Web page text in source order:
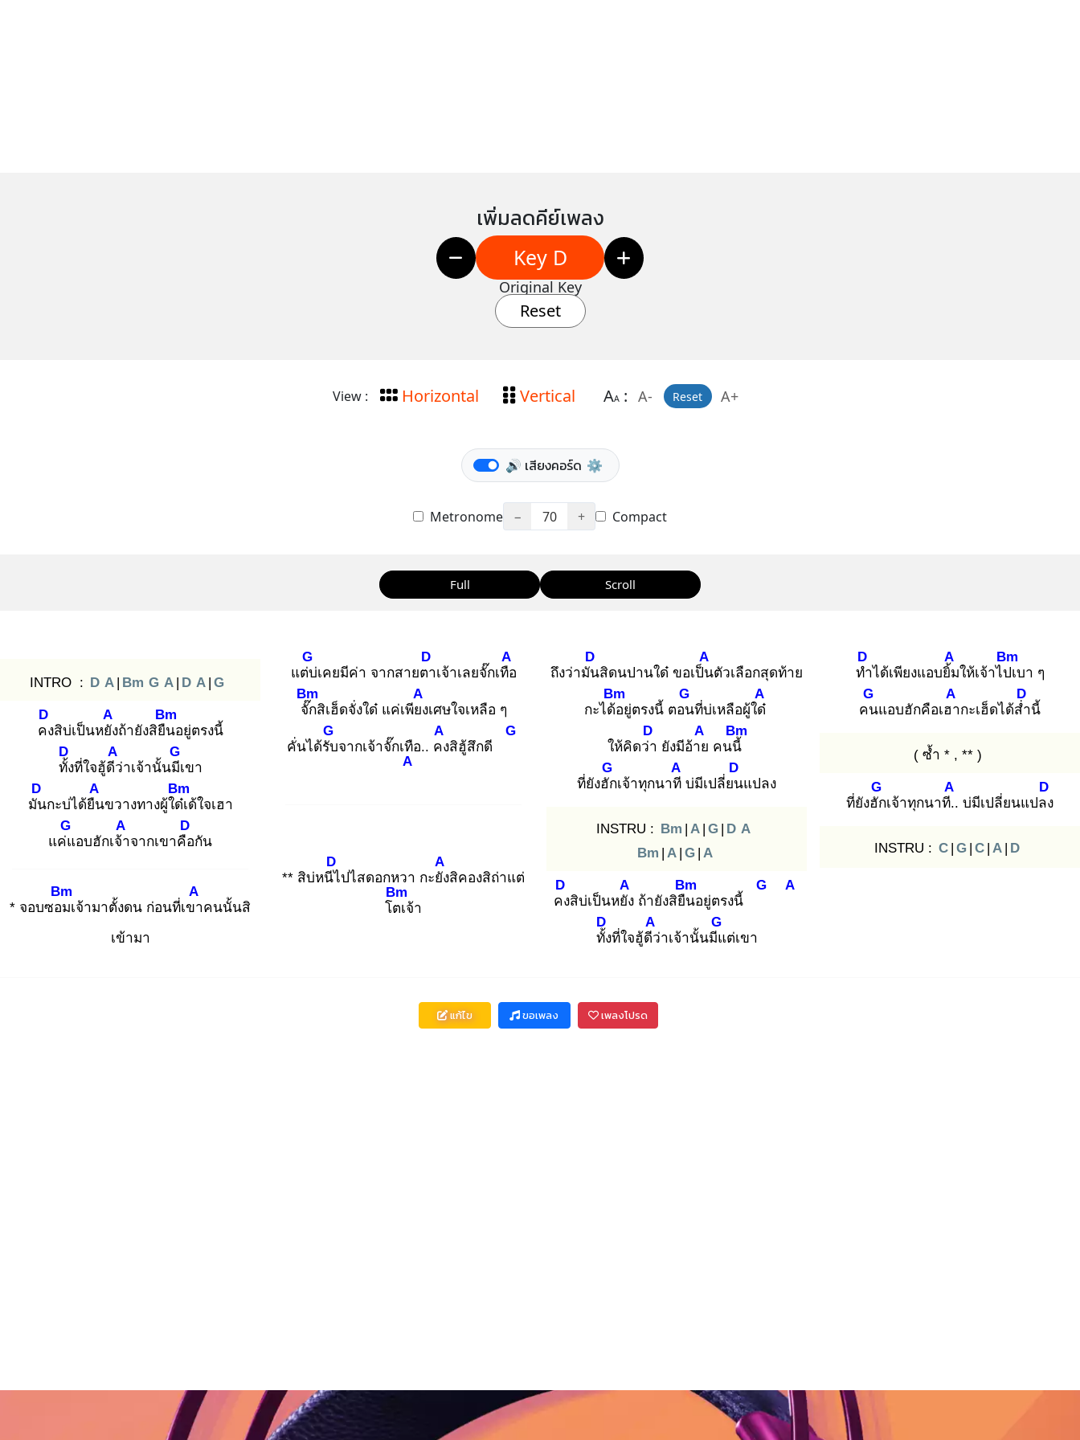
เพิ่มลดคีย์เพลง
Key D
Original Key
Reset
View : Horizontal Vertical AA: A- Reset A+
🔊 เสียงคอร์ด ⚙️
Metronome − 70 + Compact
Full Scroll
INTRO : D A | Bm G A | D A | G
คง
D
สิบ่เป็นหยัง
A
ถ้ายังสิยืน
Bm
อยู่ตรงนี้
ทั้ง
D
ที่ใจฮู้ดีว่
A
าเจ้านั้นมีเ
G
ขา
มัน
D
กะบ่ได้ยืน
A
ขวางทางผู้ใด๋เ
Bm
ด้ใจเฮา
แค่แ
G
อบฮักเจ้า
A
จากเขาคือ
D
กัน
* จอบซอม
Bm
เจ้ามาตั้งดน ก่อนที่เขา
A
คนนั้นสิ
เข้ามา
แต่บ่
G
เคยมีค่า จากสายตา
D
เจ้าเลยจั๊กเทือ
A
จั๊ก
Bm
สิเฮ็ดจั่งใด๋ แค่เพียง
A
เศษใจเหลือ ๆ
คั่นได้รับ
G
จากเจ้าจั๊กเทือ.. คง
A
สิฮู้สึกดี
G
A
** สิบ่หนีไ
D
ปไสดอกหวา กะยัง
A
สิคองสิถ่าแต่
โตเ
Bm
จ้า
ถึงว่ามัน
D
สิดนปานใด๋ ขอเป็น
A
ตัวเลือกสุดท้าย
กะได้อ
Bm
ยู่ตรงนี้ ตอน
G
ที่บ่เหลือผู้ใด๋
A
ให้คิดว่า
D
ยังมีอ้าย
A
คนนี้
Bm
ที่ยังฮัก
G
เจ้าทุกนาที
A
บ่มีเปลี่ยน
D
แปลง
INSTRU : Bm | A | G | D A
Bm | A | G | A
คง
D
สิบ่เป็นหยัง
A
ถ้ายังสิยืน
Bm
อยู่ตรงนี้
G A
ทั้ง
D
ที่ใจฮู้ดีว่
A
าเจ้านั้นมีแ
G
ต่เขา
ทำ
D
ได้เพียงแอบยิ้ม
A
ให้เจ้าไปเ
Bm
บา ๆ
คน
G
แอบฮักคือเฮา
A
กะเฮ็ดได้ส่ำ
D
นี้
( ซ้ำ * , ** )
ที่ยังฮัก
G
เจ้าทุกนาที..
A
บ่มีเปลี่ยนแปลง
D
INSTRU : C | G | C | A | D
แก้ไข ขอเพลง เพลงโปรด